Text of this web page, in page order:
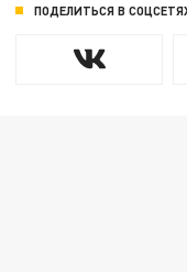
ПОДЕЛИТЬСЯ В